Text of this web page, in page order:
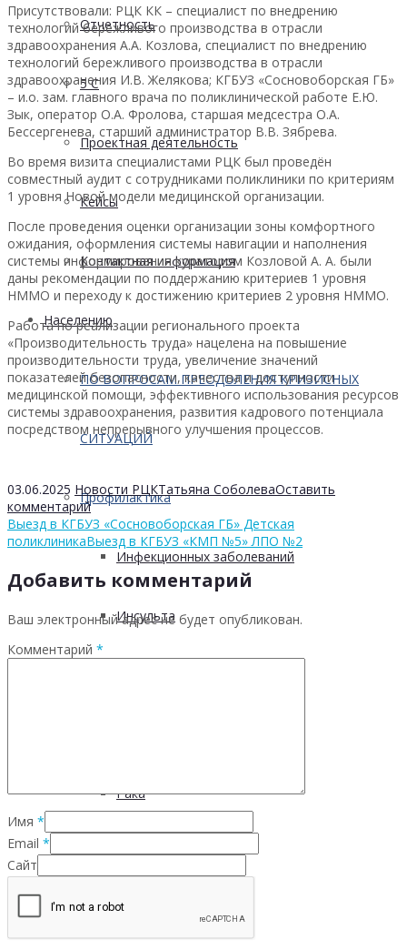
Отчетность
5 С
Проектная деятельность
Кейсы
Контактная информация
Населению
ПО ВОПРОСАМ ПРЕОДОЛЕНИЯ КРИЗИСНЫХ
СИТУАЦИЙ
Профилактика
Инфекционных заболеваний
Инсульта
Рака
ХОБЛ
Гепатита С
Присутствовали: РЦК КК – специалист по внедрению
технологий бережливого производства в отрасли
здравоохранения А.А. Козлова, специалист по внедрению
технологий бережливого производства в отрасли
здравоохранения И.В. Желякова; КГБУЗ «Сосновоборская ГБ»
– и.о. зам. главного врача по поликлинической работе Е.Ю.
Зык, оператор О.А. Фролова, старшая медсестра О.А.
Бессергенева, старший администратор В.В. Зябрева.
Во время визита специалистами РЦК был проведён
совместный аудит с сотрудниками поликлиники по критериям
1 уровня Новой модели медицинской организации.
После проведения оценки организации зоны комфортного
ожидания, оформления системы навигации и наполнения
системы информирования куратором Козловой А. А. были
даны рекомендации по поддержанию критериев 1 уровня
НММО и переходу к достижению критериев 2 уровня НММО.
Работа по реализации регионального проекта
«Производительность труда» нацелена на повышение
производительности труда, увеличение значений
показателей безопасности, качества и доступности
медицинской помощи, эффективного использования ресурсов
системы здравоохранения, развития кадрового потенциала
посредством непрерывного улучшения процессов.
03.06.2025 Новости РЦКТатьяна СоболеваОставить
комментарий
Выезд в КГБУЗ «Сосновоборская ГБ» Детская
поликлиникаВыезд в КГБУЗ «КМП №5» ЛПО №2
Добавить комментарий
Ваш электронный адрес не будет опубликован.
Комментарий *
Имя *
Email *
Сайт